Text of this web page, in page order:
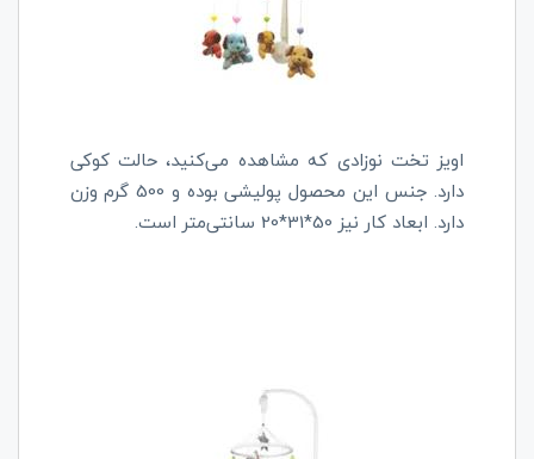
اویز تخت نوزادی که مشاهده می‌کنید، حالت کوکی
دارد. جنس این محصول پولیشی بوده و 500 گرم وزن
دارد. ابعاد کار نیز 50*31*20 سانتی‌متر است.